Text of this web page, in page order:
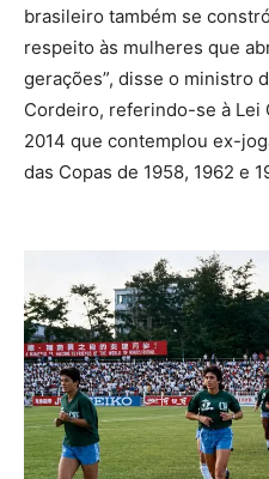
brasileiro também se
respeito às mulheres que
gerações”, disse o ministro
Cordeiro, referindo-se à Lei
2014 que contemplou ex-
das Copas de 1958, 1962 e